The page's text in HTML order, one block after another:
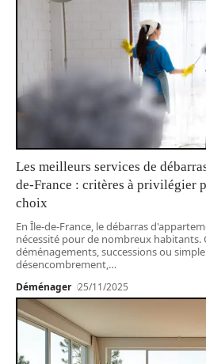
Les meilleurs services de
de-France : critères à privilégier
choix
En Île-de-France, le débarras
nécessité pour de nombreux habitants.
déménagements, successions ou
désencombrement,…
Déménager 25/11/2025